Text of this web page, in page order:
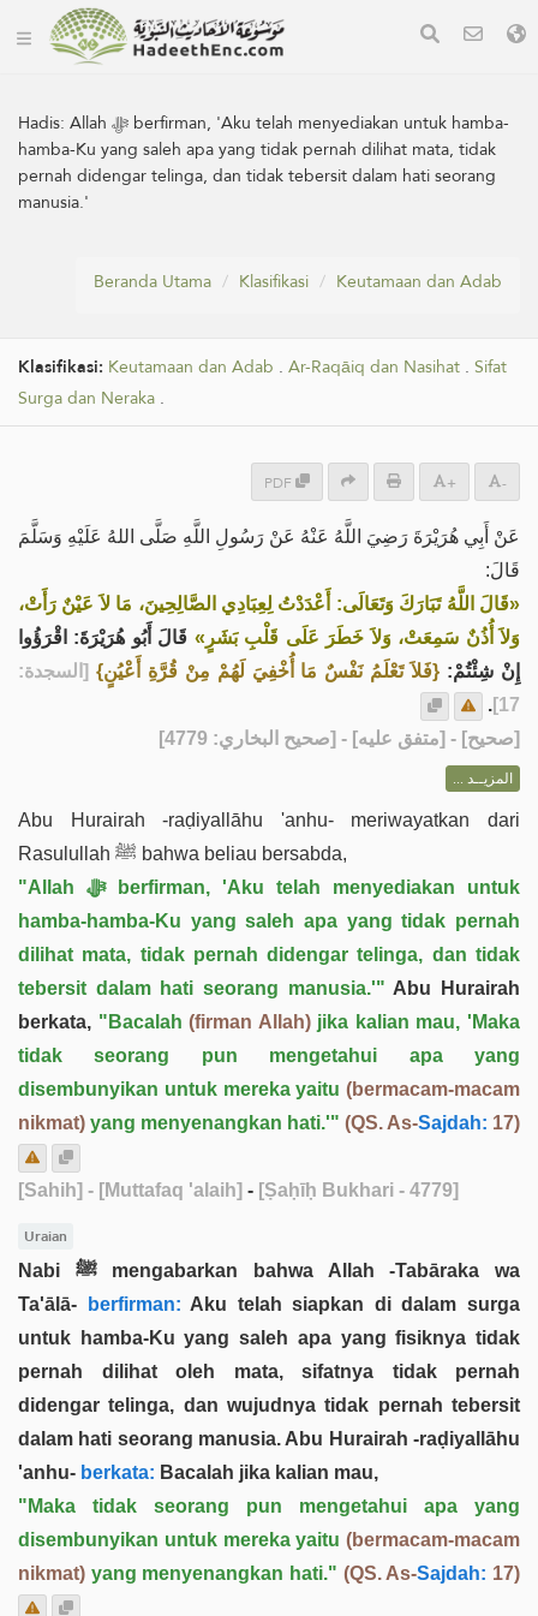
Hadis:Allah ﷻ berfirman, 'Aku telah menyediakan untuk hamba-
hamba-Ku yang saleh apa yang tidak pernah dilihat mata, tidak
pernah didengar telinga, dan tidak tebersit dalam hati seorang
manusia.'
Beranda Utama Klasifikasi Keutamaan dan Adab
Klasifikasi: Keutamaan dan Adab . Ar-Raqāiq dan Nasihat . Sifat
Surga dan Neraka .
PDF + -
عَنْ أَبِي هُرَيْرَةَ رَضِيَ اللَّهُ عَنْهُ عَنْ رَسُولِ اللَّهِ صَلَّى اللهُ عَلَيْهِ وَسَلَّمَ
قَالَ:
«قَالَ اللَّهُ تَبَارَكَ وَتَعَالَى: أَعْدَدْتُ لِعِبَادِي الصَّالِحِينَ، مَا لاَ عَيْنٌ رَأَتْ،
وَلاَ أُذُنٌ سَمِعَتْ، وَلاَ خَطَرَ عَلَى قَلْبِ بَشَرٍ» قَالَ أَبُو هُرَيْرَةَ: اقْرَؤُوا
إِنْ شِئْتُمْ: {فَلاَ تَعْلَمُ نَفْسٌ مَا أُخْفِيَ لَهُمْ مِنْ قُرَّةِ أَعْيُنٍ} [السجدة:
17]
.
[صحيح] - [متفق عليه] - [صحيح البخاري: 4779]
المزيــد ...
Abu Hurairah -raḍiyallāhu 'anhu- meriwayatkan dari
Rasulullah ﷺ bahwa beliau bersabda,
"Allah ﷻ berfirman, 'Aku telah menyediakan untuk
hamba-hamba-Ku yang saleh apa yang tidak pernah
dilihat mata, tidak pernah didengar telinga, dan tidak
tebersit dalam hati seorang manusia.'" Abu Hurairah
berkata, "Bacalah(firman Allah)jika kalian mau, 'Maka
tidak seorang pun mengetahui apa yang
disembunyikan untuk mereka yaitu (bermacam-macam
nikmat) yang menyenangkan hati.'" (QS. As-Sajdah: 17)
[Sahih] - [Muttafaq 'alaih] - [Ṣaḥīḥ Bukhari - 4779]
Uraian
Nabi ﷺ mengabarkan bahwa Allah -Tabāraka wa
Ta'ālā- berfirman: Aku telah siapkan di dalam surga
untuk hamba-Ku yang saleh apa yang fisiknya tidak
pernah dilihat oleh mata, sifatnya tidak pernah
didengar telinga, dan wujudnya tidak pernah tebersit
dalam hati seorang manusia. Abu Hurairah -raḍiyallāhu
'anhu- berkata: Bacalah jika kalian mau,
"Maka tidak seorang pun mengetahui apa yang
disembunyikan untuk mereka yaitu (bermacam-macam
nikmat) yang menyenangkan hati." (QS. As-Sajdah: 17)